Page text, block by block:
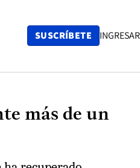
SUSCRÍBETE INGRESAR
más de un